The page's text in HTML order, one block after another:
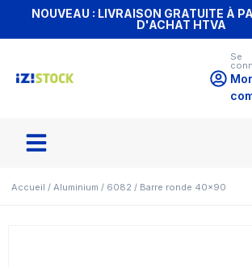
NOUVEAU : LIVRAISON GRATUITE À
D'ACHAT HTVA
Se
Accueil / Aluminium / 6082 / Barre ronde 40×90